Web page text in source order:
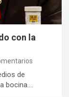
con la
de
bocina.…